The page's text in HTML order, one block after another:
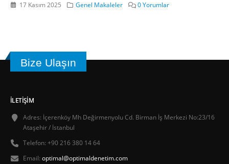
17 Kasım 2025 Genel Makaleler 0 Yorumlar
Bize Ulaşın
İLETIŞIM
Adres: İçerenköy Mh Değirmenyolu Cd. Birman İş Merkezi No:23/16
Ataşehir / İstanbul
Telefon: +90 216 380 14 64
Email: optimal@optimaldenetim.com